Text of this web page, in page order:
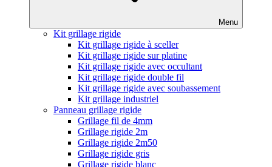
Menu
Kit grillage rigide
Kit grillage rigide à sceller
Kit grillage rigide sur platine
Kit grillage rigide avec occultant
Kit grillage rigide double fil
Kit grillage rigide avec soubassement
Kit grillage industriel
Panneau grillage rigide
Grillage fil de 4mm
Grillage rigide 2m
Grillage rigide 2m50
Grillage rigide gris
Grillage rigide blanc